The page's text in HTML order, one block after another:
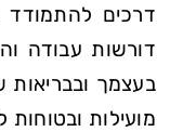
דרכים
דורשות עבודה
בעצמך ובבריאות
מועילות ובטוחות